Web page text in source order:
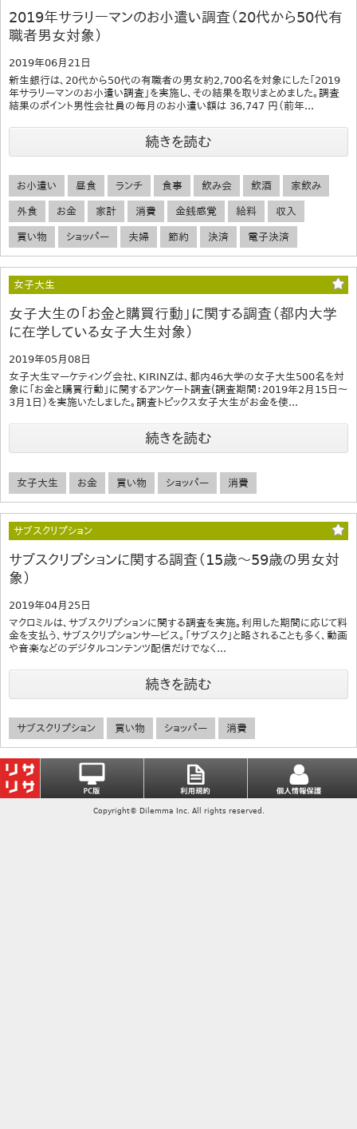
2019年サラリーマンのお小遣い調査（20代から50代有
職者男女対象）
2019年06月21日
新生銀行は、20代から50代の有職者の男女約2,700名を対象にした「2019
年サラリーマンのお小遣い調査」を実施し、その結果を取りまとめました。調査
結果のポイント男性会社員の毎月のお小遣い額は 36,747 円（前年...
続きを読む
お小遣い 昼食 ランチ 食事 飲み会 飲酒 家飲み
外食 お金 家計 消費 金銭感覚 給料 収入
買い物 ショッパー 夫婦 節約 決済 電子決済
女子大生
女子大生の「お金と購買行動」に関する調査（都内大学
に在学している女子大生対象）
2019年05月08日
女子大生マーケティング会社、KIRINZは、都内46大学の女子大生500名を対
象に「お金と購買行動」に関するアンケート調査(調査期間：2019年2月15日〜
3月1日）を実施いたしました。調査トピックス女子大生がお金を使...
続きを読む
女子大生 お金 買い物 ショッパー 消費
サブスクリプション
サブスクリプションに関する調査（15歳～59歳の男女対
象）
2019年04月25日
マクロミルは、サブスクリプションに関する調査を実施。利用した期間に応じて料
金を支払う、サブスクリプションサービス。「サブスク」と略されることも多く、動画
や音楽などのデジタルコンテンツ配信だけでなく...
続きを読む
サブスクリプション 買い物 ショッパー 消費
Copyright© Dilemma Inc. All rights reserved.